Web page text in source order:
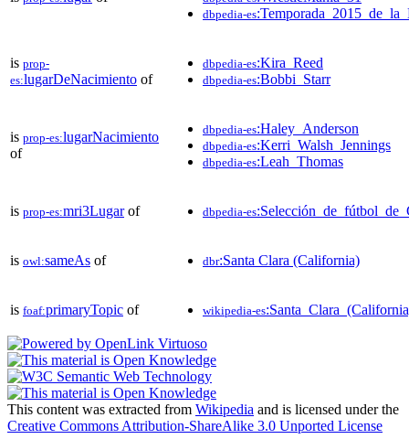
dbpedia-es
is prop-
es:lugarDeNacimiento of
dbpedia-es:Kira_Reed
dbpedia-es:Bobbi_Starr
is prop-es:lugarNacimiento
of
dbpedia-es:Haley_Anderson
dbpedia-es:Kerri_Walsh_Jennings
dbpedia-es:Leah_Thomas
is prop-es:mri3Lugarof dbpedia-es
is owl:sameAs of dbr:Santa Clara (California)
is foaf:primaryTopic of wikipedia-es
This content was extracted from Wikipedia and is licensed under the
Creative Commons Attribution-ShareAlike 3.0 Unported License